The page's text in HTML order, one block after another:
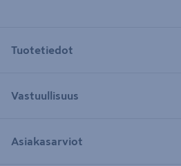
Tuotetiedot
Vastuullisuus
Asiakasarviot